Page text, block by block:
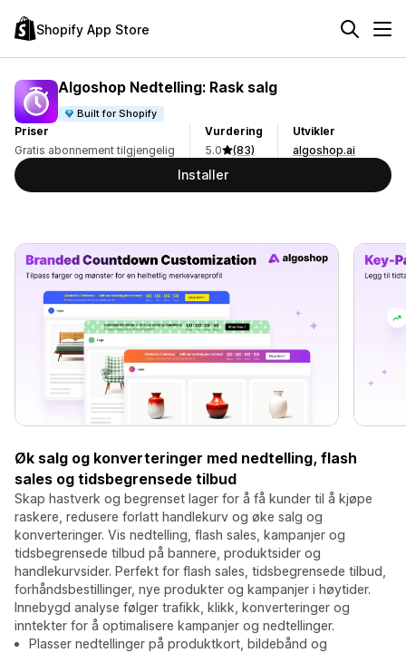
Shopify App Store
Algoshop Nedtelling: Rask salg
Built for Shopify
Priser
Gratis abonnement tilgjengelig
Vurdering
5.0
(83)
Utvikler
algoshop.ai
Installer
Øk salg og konverteringer med nedtelling, flash
sales og tidsbegrensede tilbud
Skap hastverk og begrenset lager for å få kunder til å kjøpe
raskere, redusere forlatt handlekurv og øke salg og
konverteringer. Vis nedtelling, flash sales, kampanjer og
tidsbegrensede tilbud på bannere, produktsider og
handlekurvsider. Perfekt for flash sales, tidsbegrensede tilbud,
forhåndsbestillinger, nye produkter og kampanjer i høytider.
Innebygd analyse følger trafikk, klikk, konverteringer og
inntekter for å optimalisere kampanjer og nedtellinger.
Plasser nedtellinger på produktkort, bildebånd og